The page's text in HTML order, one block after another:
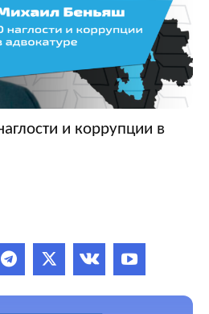
и коррупции в